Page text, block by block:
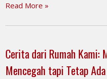
Read More »
Cerita dari Rumah Kami:
Mencegah tapi Tetap